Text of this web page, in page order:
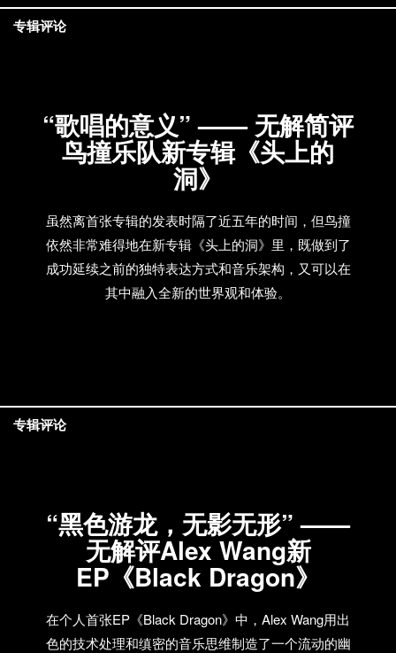
“歌唱的意义” —— 无解简评
鸟撞乐队新专辑《头上的
洞》
虽然离首张专辑的发表时隔了近五年的时间，但鸟撞
依然非常难得地在新专辑《头上的洞》里，既做到了
成功延续之前的独特表达方式和音乐架构，又可以在
其中融入全新的世界观和体验。
专辑评论
“黑色游龙，无影无形” ——
无解评Alex Wang新
EP《Black Dragon》
在个人首张EP《Black Dragon》中，Alex Wang用出
色的技术处理和缜密的音乐思维制造了一个流动的幽
专辑评论